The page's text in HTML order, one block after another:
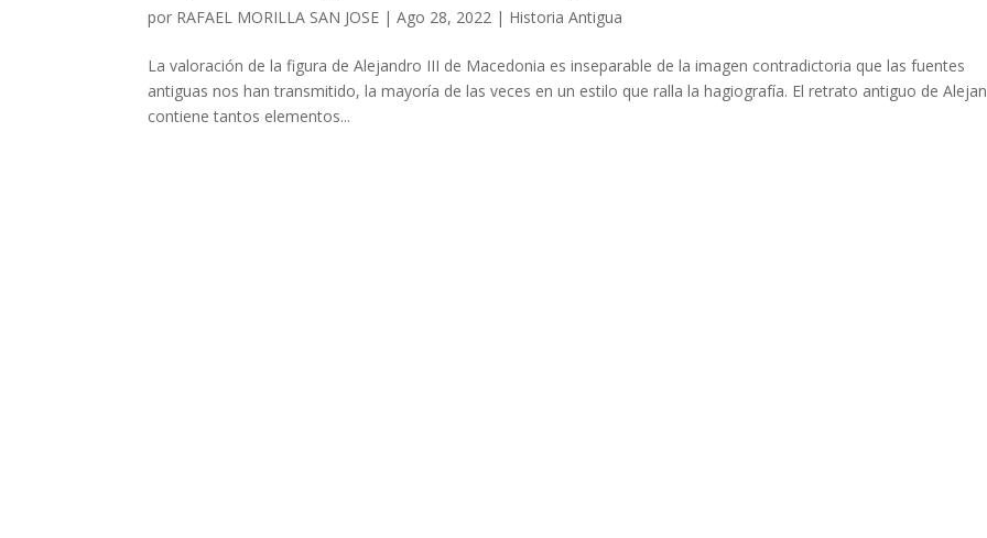
por RAFAEL MORILLA SAN JOSE |Ago 28, 2022 | Historia Antigua
La valoración de la figura de Alejandro III de Macedonia es inseparable de la imagen contradictoria que las fuentes
antiguas nos han transmitido, la mayoría de las veces en un estilo que ralla la hagiografía. El retrato antiguo de
contiene tantos elementos...